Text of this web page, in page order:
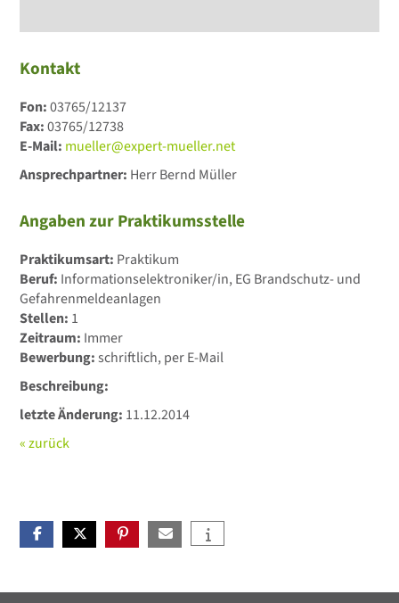
Kontakt
Fon:03765/12137
Fax:03765/12738
E-Mail: mueller@expert-mueller.net
Ansprechpartner: Herr Bernd Müller
Angaben zur Praktikumsstelle
Praktikumsart: Praktikum
Beruf: Informationselektroniker/in, EG Brandschutz- und
Gefahrenmeldeanlagen
Stellen: 1
Zeitraum: Immer
Bewerbung:schriftlich, per E-Mail
Beschreibung:
letzte Änderung: 11.12.2014
« zurück